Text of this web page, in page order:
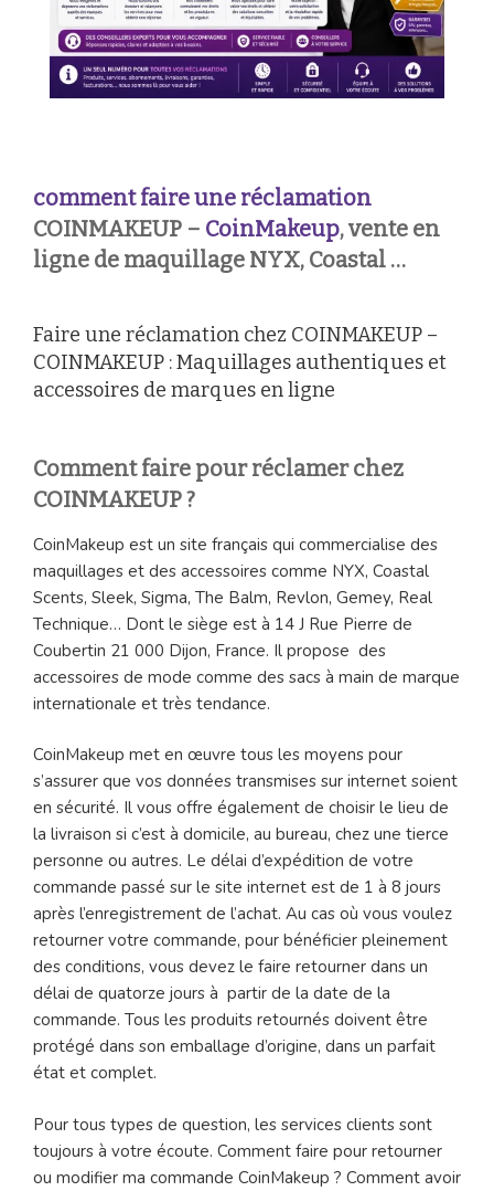
comment faire une réclamation
COINMAKEUP – CoinMakeup, vente en
ligne de maquillage NYX, Coastal …
Faire une réclamation chez COINMAKEUP –
COINMAKEUP : Maquillages authentiques et
accessoires de marques en ligne
Comment faire pour réclamer chez
COINMAKEUP ?
CoinMakeup est un site français qui commercialise des
maquillages et des accessoires comme NYX, Coastal
Scents, Sleek, Sigma, The Balm, Revlon, Gemey, Real
Technique… Dont le siège est à 14 J Rue Pierre de
Coubertin 21 000 Dijon, France. Il propose des
accessoires de mode comme des sacs à main de marque
internationale et très tendance.
CoinMakeup met en œuvre tous les moyens pour
s’assurer que vos données transmises sur internet soient
en sécurité. Il vous offre également de choisir le lieu de
la livraison si c’est à domicile, au bureau, chez une tierce
personne ou autres. Le délai d’expédition de votre
commande passé sur le site internet est de 1 à 8 jours
après l’enregistrement de l’achat. Au cas où vous voulez
retourner votre commande, pour bénéficier pleinement
des conditions, vous devez le faire retourner dans un
délai de quatorze jours à partir de la date de la
commande. Tous les produits retournés doivent être
protégé dans son emballage d’origine, dans un parfait
état et complet.
Pour tous types de question, les services clients sont
toujours à votre écoute. Comment faire pour retourner
ou modifier ma commande CoinMakeup ? Comment avoir